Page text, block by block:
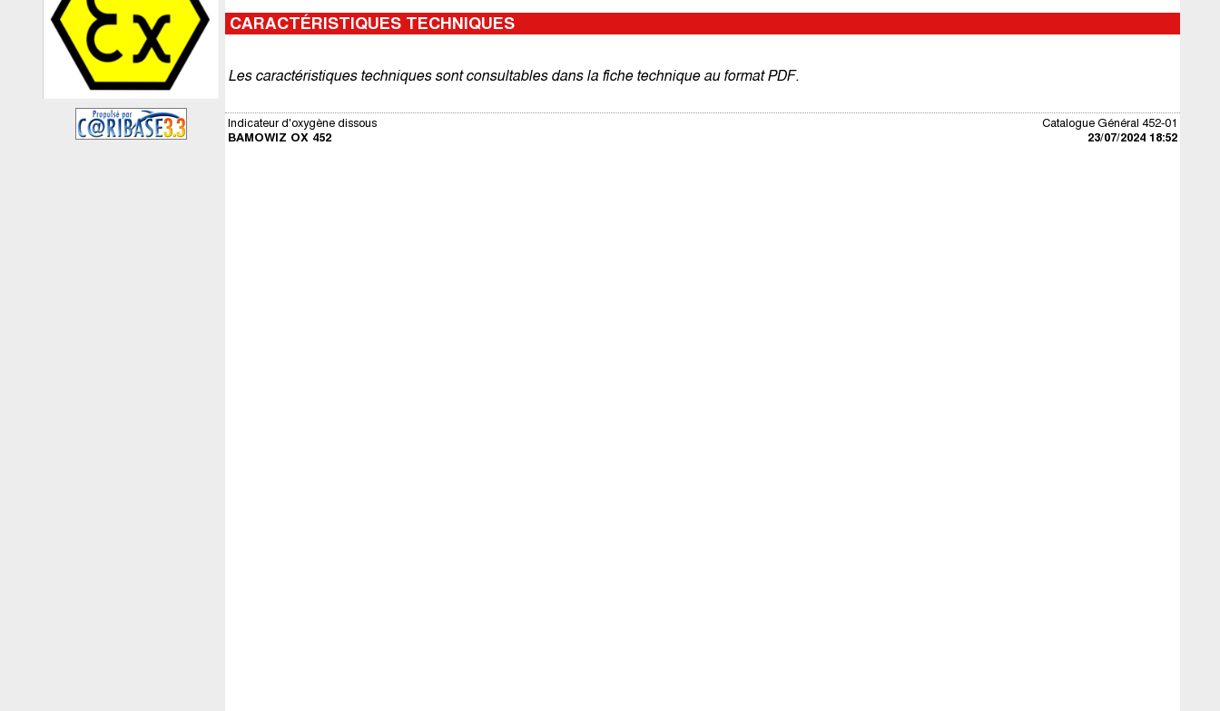
CARACTÉRISTIQUES TECHNIQUES
Les caractéristiques techniques sont consultables dans la fiche technique au format PDF.
Catalogue Général 452-01
23/07/2024 18:52
Indicateur d'oxygène dissous
BAMOWIZ OX 452